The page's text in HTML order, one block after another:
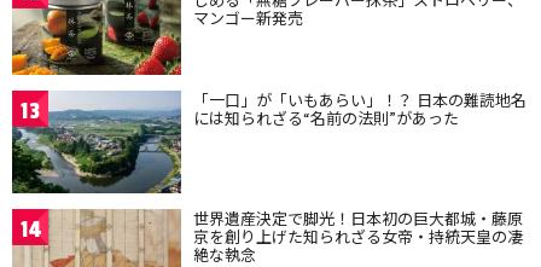
マンゴー新発売
13 「一口」が「いもあらい」！？ 日本の難読地名
には知られざる“名前の法則”があった
14 世界遺産決定で脚光！日本初の巨大都城・藤原
京を創り上げた知られざる女帝・持統天皇の凄
絶な執念